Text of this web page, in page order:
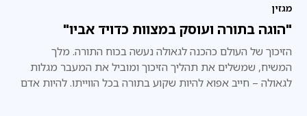
מגזין
"הוגה בתורה ועוסק במצוות כדויד אביו"
הזיכוך של העולם כהכנה לגאולה נעשה בכוח התורה. מלך
המשיח, שמשלים את תהליך הזיכוך ומוביל את המעבר מגלות
לגאולה – חייב אפוא להיות שקוע בתורה בכל הווייתו. להיות אדם